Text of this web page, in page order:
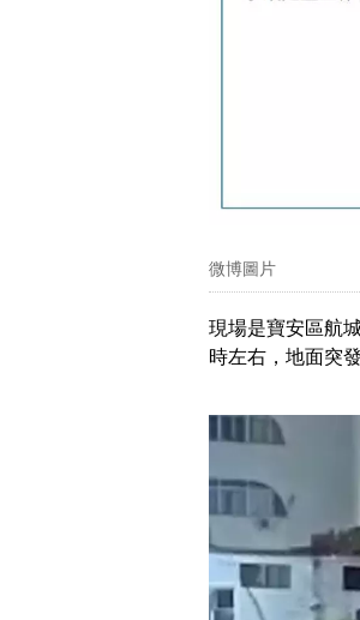
微博圖片
現場是寶安區航
時左右，地面突